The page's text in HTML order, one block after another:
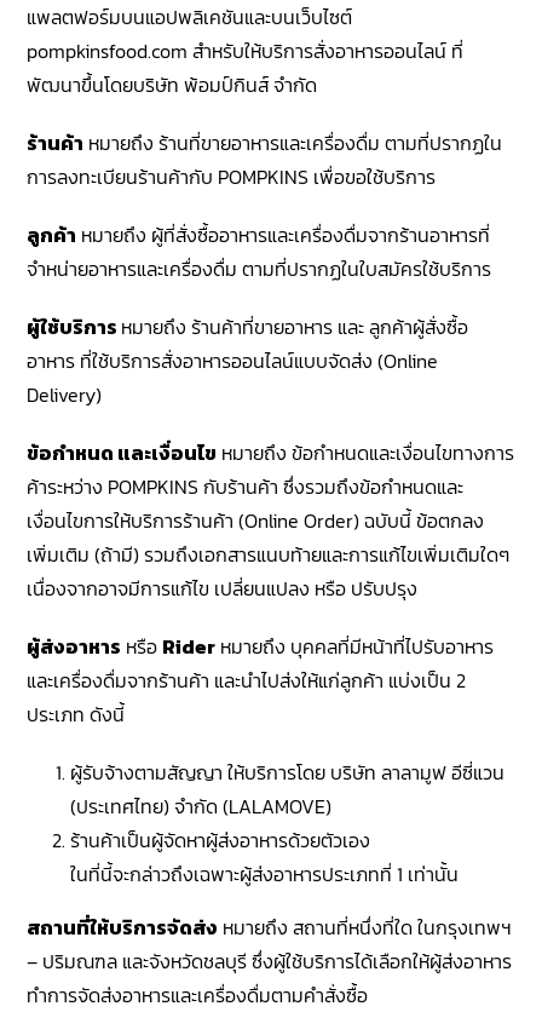
แพลตฟอร์มบนแอปพลิเคชันและบนเว็บไซต์
pompkinsfood.com สำหรับให้บริการสั่งอาหารออนไลน์ ที่
พัฒนาขึ้นโดยบริษัท พ้อมป์กินส์ จำกัด
ร้านค้า หมายถึง ร้านที่ขายอาหารและเครื่องดื่ม ตามที่ปรากฏใน
การลงทะเบียนร้านค้ากับ POMPKINS เพื่อขอใช้บริการ
ลูกค้า หมายถึง ผู้ที่สั่งซื้ออาหารและเครื่องดื่มจากร้านอาหารที่
จำหน่ายอาหารและเครื่องดื่ม ตามที่ปรากฏในใบสมัครใช้บริการ
ผู้ใช้บริการ หมายถึง ร้านค้าที่ขายอาหาร และ ลูกค้าผู้สั่งซื้อ
อาหาร ที่ใช้บริการสั่งอาหารออนไลน์แบบจัดส่ง (Online
Delivery)
ข้อกำหนด และเงื่อนไข หมายถึง ข้อกำหนดและเงื่อนไขทางการ
ค้าระหว่าง POMPKINS กับร้านค้า ซึ่งรวมถึงข้อกำหนดและ
เงื่อนไขการให้บริการร้านค้า (Online Order) ฉบับนี้ ข้อตกลง
เพิ่มเติม (ถ้ามี) รวมถึงเอกสารแนบท้ายและการแก้ไขเพิ่มเติมใดๆ
เนื่องจากอาจมีการแก้ไข เปลี่ยนแปลง หรือ ปรับปรุง
ผู้ส่งอาหาร หรือ Rider หมายถึง บุคคลที่มีหน้าที่ไปรับอาหาร
และเครื่องดื่มจากร้านค้า และนำไปส่งให้แก่ลูกค้า แบ่งเป็น 2
ประเภท ดังนี้
ผู้รับจ้างตามสัญญา ให้บริการโดย บริษัท ลาลามูฟ อีซี่แวน
(ประเทศไทย) จำกัด (LALAMOVE)
ร้านค้าเป็นผู้จัดหาผู้ส่งอาหารด้วยตัวเอง
ในที่นี้จะกล่าวถึงเฉพาะผู้ส่งอาหารประเภทที่ 1 เท่านั้น
สถานที่ให้บริการจัดส่ง หมายถึง สถานที่หนึ่งที่ใด ในกรุงเทพฯ
– ปริมณฑล และจังหวัดชลบุรี ซึ่งผู้ใช้บริการได้เลือกให้ผู้ส่งอาหาร
ทำการจัดส่งอาหารและเครื่องดื่มตามคำสั่งซื้อ